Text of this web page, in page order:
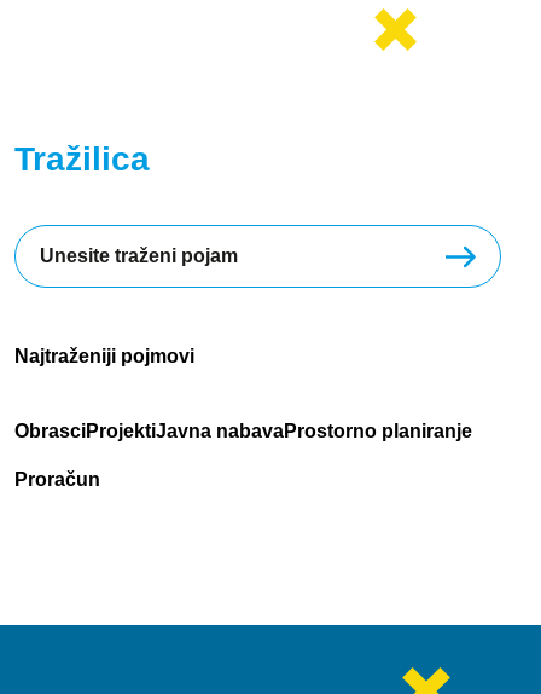
Tražilica
Najtraženiji pojmovi
ObrasciProjektiJavna nabavaProstorno planiranje
Proračun